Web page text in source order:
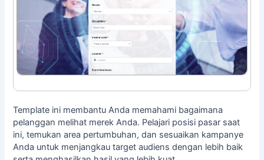
Template ini membantu Anda memahami bagaimana
pelanggan melihat merek Anda. Pelajari posisi pasar saat
ini, temukan area pertumbuhan, dan sesuaikan kampanye
Anda untuk menjangkau target audiens dengan lebih baik